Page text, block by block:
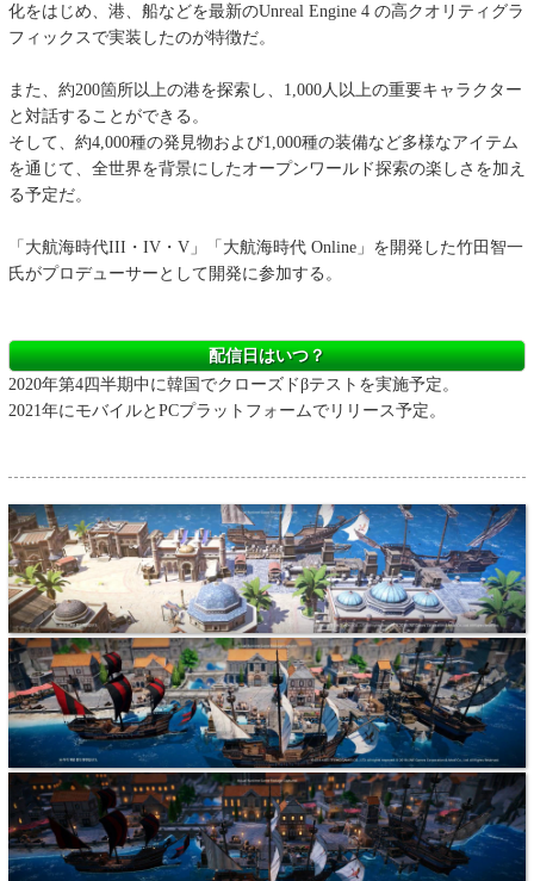
化をはじめ、港、船などを最新のUnreal Engine 4 の高クオリティグラ
フィックスで実装したのが特徴だ。
また、約200箇所以上の港を探索し、1,000人以上の重要キャラクター
と対話することができる。
そして、約4,000種の発見物および1,000種の装備など多様なアイテム
を通じて、全世界を背景にしたオープンワールド探索の楽しさを加え
る予定だ。
「大航海時代III・IV・V」「大航海時代 Online」を開発した竹田智一
氏がプロデューサーとして開発に参加する。
配信日はいつ？
2020年第4四半期中に韓国でクローズドβテストを実施予定。
2021年にモバイルとPCプラットフォームでリリース予定。